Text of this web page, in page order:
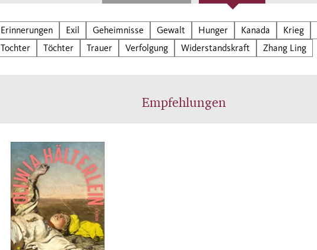
Es gab kaum eine Zeit, in der Phoenix’ Mutter Rain nicht
ihr lebte. Als Phoenix China verließ und nach Kanada
auswanderte, begleitete sie ihre Tochter. Als Rain mit 83
Jahren unerwartet stirbt, ist das für Phoenix ein
Rain von zu Hause mitgebracht hatte – darin zwei alte
Gespräch mit Tante Mei, Rains Schwester, verspricht
Und so steigt Phoenix mit der Asche ihrer Mutter in ein
Flugzeug nach China. Was wie die Suche einer Tochter
den Geheimnissen ihrer Mutter beginnt, wird zu einer
überraschenden Reise der Selbstfindung. Zhang Ling
über Jahrzehnte und Kontinente hinweg, von der Gewalt,
Menschen einander antun können, und der
Erinnerungen Exil Geheimnisse Gewalt Hunger Kanada Krieg
Tochter Töchter Trauer Verfolgung Widerstandskraft Zhang Ling
Empfehlungen